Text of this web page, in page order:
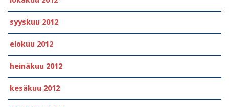
syyskuu 2012
elokuu 2012
heinäkuu 2012
kesäkuu 2012